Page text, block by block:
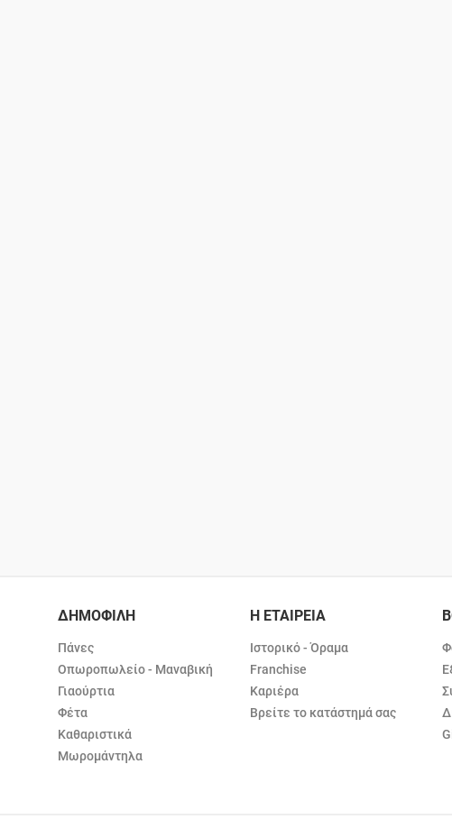
ΔΗΜΟΦΙΛΗ
Πάνες
Οπωροπωλείο - Μαναβική
Γιαούρτια
Φέτα
Καθαριστικά
Μωρομάντηλα
Η ΕΤΑΙΡΕΙΑ
Ιστορικό - Όραμα
Franchise
Καριέρα
Βρείτε το κατάστημά σας